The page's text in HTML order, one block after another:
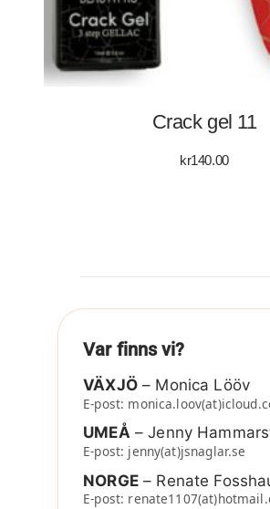
Crack gel 11
kr140.00
Var finns vi?
VÄXJÖ– Monica Lööv
E-post:
UMEÅ– Jenny
E-post: jenny(at)jsnaglar.se
NORGE– Renate
E-post: